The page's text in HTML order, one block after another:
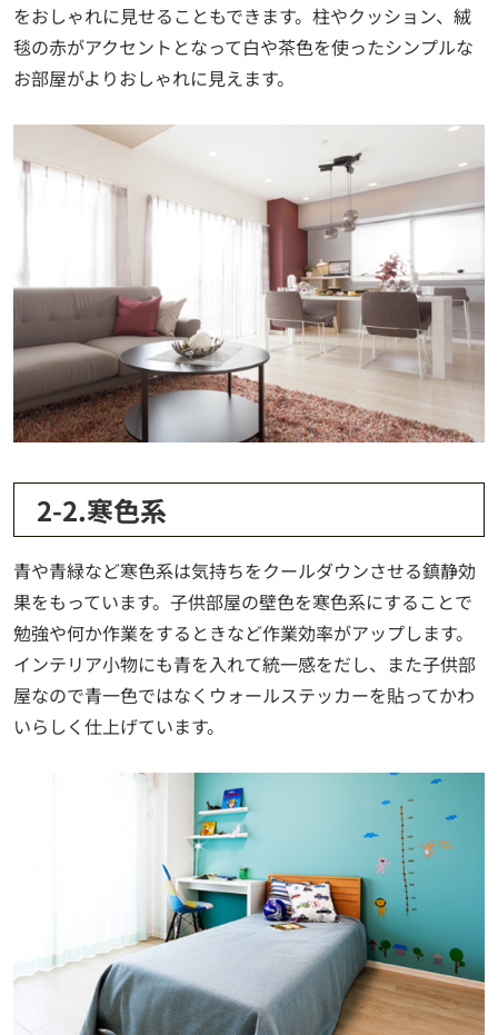
をおしゃれに見せることもできます。柱やクッション、絨
毯の赤がアクセントとなって白や茶色を使ったシンプルな
お部屋がよりおしゃれに見えます。
2-2.寒色系
青や青緑など寒色系は気持ちをクールダウンさせる鎮静効
果をもっています。子供部屋の壁色を寒色系にすることで
勉強や何か作業をするときなど作業効率がアップします。
インテリア小物にも青を入れて統一感をだし、また子供部
屋なので青一色ではなくウォールステッカーを貼ってかわ
いらしく仕上げています。